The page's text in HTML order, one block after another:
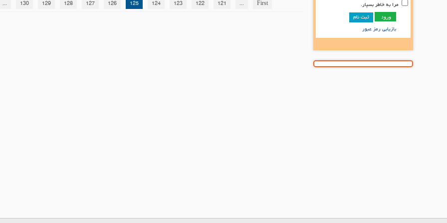
مرا به خاطر بسپار.
ثبت نام
بازیابی رمز عبور
First
...
121
122
123
124
125
126
127
128
129
130
...